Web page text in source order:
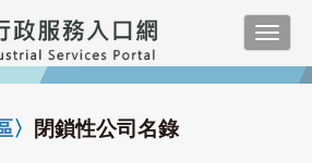
〉 閉鎖性公司名錄